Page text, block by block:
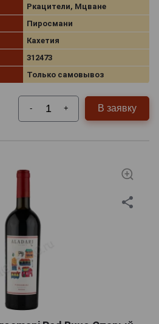
Ркацители, Мцване
Пиросмани
Кахетия
312473
Только самовывоз
- + В заявку